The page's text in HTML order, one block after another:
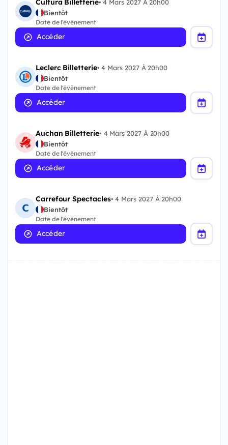
•4 Mars 2027 À 20h00
Bientôt
Date de l'évènement
Accéder
Leclerc Billetterie•4 Mars 2027 À 20h00
Bientôt
Date de l'évènement
Accéder
Auchan Billetterie• 4 Mars 2027 À 20h00
Bientôt
Date de l'évènement
Accéder
Carrefour Spectacles•4 Mars 2027 À 20h00
Bientôt
Date de l'évènement
Accéder